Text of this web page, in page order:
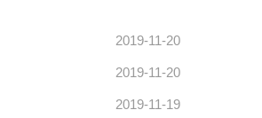
2019-11-20
2019-11-20
2019-11-19